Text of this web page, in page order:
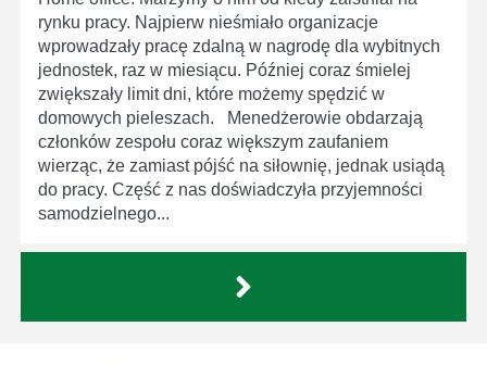
rynku pracy. Najpierw nieśmiało organizacje
wprowadzały pracę zdalną w nagrodę dla wybitnych
jednostek, raz w miesiącu. Później coraz śmielej
zwiększały limit dni, które możemy spędzić w
domowych pieleszach. Menedżerowie obdarzają
członków zespołu coraz większym zaufaniem
wierząc, że zamiast pójść na siłownię, jednak usiądą
do pracy. Część z nas doświadczyła przyjemności
samodzielnego...